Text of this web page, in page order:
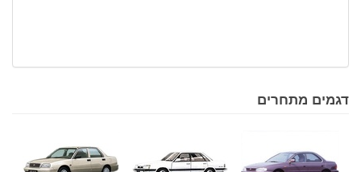
דגמים מתחרים